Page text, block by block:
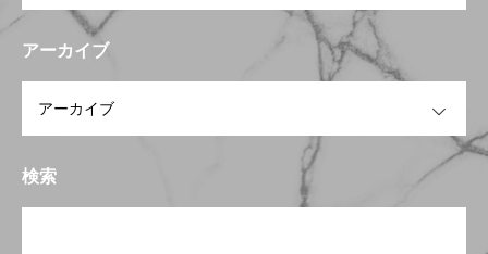
アーカイブ
検索